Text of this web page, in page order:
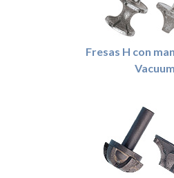
Fresas H con
Vacuum